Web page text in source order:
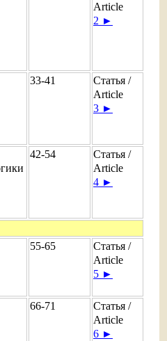
Article
2 ►
33-41
Статья /
Article
3 ►
42-54
Статья /
Article
4 ►
55-65
Статья /
Article
5 ►
66-71
Статья /
Article
6 ►